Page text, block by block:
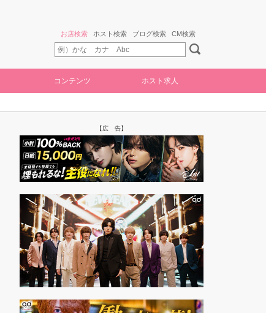
お店検索 ホスト検索 ブログ検索 CM検索
コンテンツ ホスト求人
【広 告】